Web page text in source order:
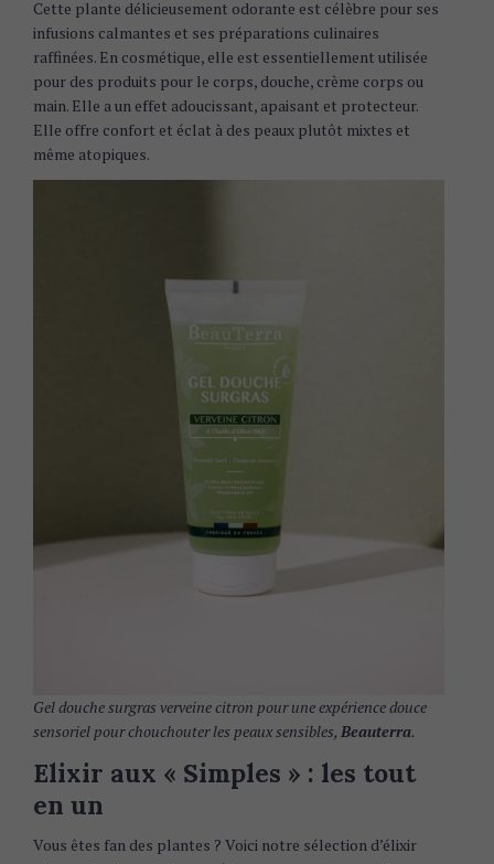
Cette plante délicieusement odorante est célèbre pour ses
infusions calmantes et ses préparations culinaires
raffinées. En cosmétique, elle est essentiellement utilisée
pour des produits pour le corps, douche, crème corps ou
main. Elle a un effet adoucissant, apaisant et protecteur.
Elle offre confort et éclat à des peaux plutôt mixtes et
même atopiques.
Gel douche surgras verveine citron pour une expérience douce
sensoriel pour chouchouter les peaux sensibles, Beauterra.
Elixir aux « Simples » : les tout
en un
Vous êtes fan des plantes ? Voici notre sélection d’élixir